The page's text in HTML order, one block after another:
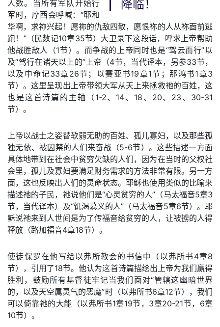
降临！
人数。当所有军队开始行
军时，摩西会呼喊：“耶和
华啊，求祢兴起！愿祢的仇敌四散，愿恨祢的人从祢面前逃
跑！”（民数记10章35节）大卫录下这段话，呼求上帝帮助
他战胜敌人（1节）。而争战的上帝同时也是“驾云而行”以
及“驾行在诸天以上的”上帝（4节，当代译本，另参33节，
以及申命记33章26节；以赛亚书19章1节；那鸿书1章3
节）。这里呈现出上帝带领大军从天上来拯救祂的百姓，这
也是这首诗篇的主轴（1-2、14、18、20、23、30-31
节）。
上帝以战士之姿替软弱无助的百姓、孤儿寡妇，以及那些孤
独无依、被囚禁的人们来奋战（5-6节）。这些描述一方面
具体地带到在社会中贫穷欠缺的人们，因为在当时的父权社
会里，孤儿及寡妇要满足财务需求的方法非常有限。另一方
面，这也反映出人们的灵命状态。耶稣也使用类似的比喻来
描述祂的子民，祂说他们是“心灵贫穷的人”（马太福音5章3
节，当代译本）及“饥渴慕义的人”（马太福音5章6节）。耶
稣说祂来到人世间是为了传福音给贫穷的人，让被掳的人得
释放（路加福音4章18节）。
使徒保罗在他写给以弗所教会的书信中（以弗所书4章8
节），引用了18节。他认为这首诗篇描绘出上帝为我们赢得
胜利，鼓励所有基督徒牢记当我们面对“管辖这幽暗世界
的，以及天空属灵气的恶魔”时（以弗所书6章12节），我们
可以倚靠祂的大能（以弗所书1章19节，3章20-21节，6章
10节）。